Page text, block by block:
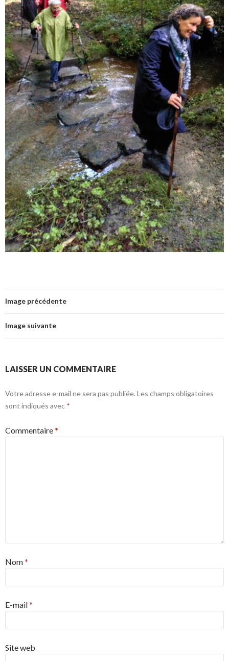
Image précédente
Image suivante
LAISSER UN COMMENTAIRE
Votre adresse e-mail ne sera pas publiée. Les champs obligatoires
sont indiqués avec *
Commentaire*
Nom*
E-mail*
Site web